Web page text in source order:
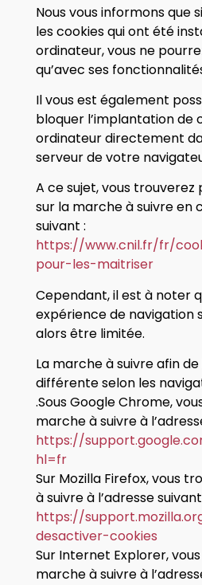
Nous vous informons que
les cookies qui ont été
ordinateur, vous ne
qu’avec ses
Il vous est également
bloquer l’implantation de
ordinateur directement
serveur de votre
A ce sujet, vous trouverez
sur la marche à suivre en
suivant :
https://www.cnil.fr/fr/
pour-les-maitriser
Cependant, il est à noter
expérience de navigation
alors être limitée.
La marche à suivre afin
différente selon les
.Sous Google Chrome,
marche à suivre à
https://
hl=fr
Sur Mozilla Firefox, vous
à suivre à l’adresse
https://
desactiver-cookies
Sur Internet Explorer,
marche à suivre à